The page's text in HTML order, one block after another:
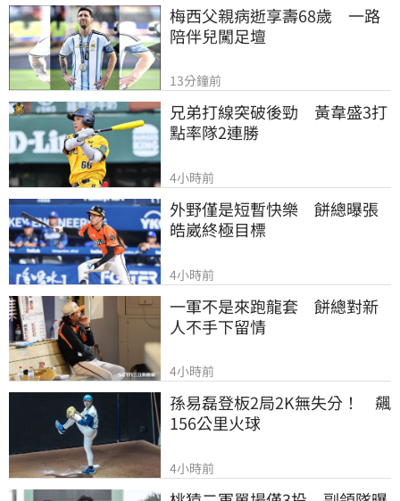
梅西父親病逝享壽68歲　一路
陪伴兒闖足壇
13分鐘前
兄弟打線突破後勁　黃韋盛3打
點率隊2連勝
4小時前
外野僅是短暫快樂　餅總曝張
皓崴終極目標
4小時前
一軍不是來跑龍套　餅總對新
人不手下留情
4小時前
孫易磊登板2局2K無失分！　飆
156公里火球
4小時前